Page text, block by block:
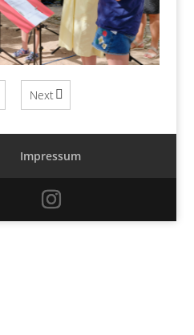
Next
Impressum